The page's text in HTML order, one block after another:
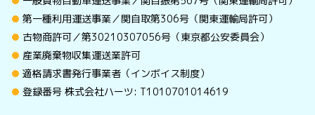
第一種利用運送事業／関自取第306号（関東運輸局許可）
古物商許可／第30210307056号（東京都公安委員会）
産業廃棄物収集運送業許可
適格請求書発行事業者（インボイス制度）
登録番号 株式会社ハーツ: T1010701014619